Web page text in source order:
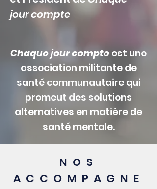
jour compte
Chaque jour compteest une
association militante de
santé communautaire qui
promeut des solutions
alternatives en matière de
santé mentale.
NOS
ACCOMPAGNE